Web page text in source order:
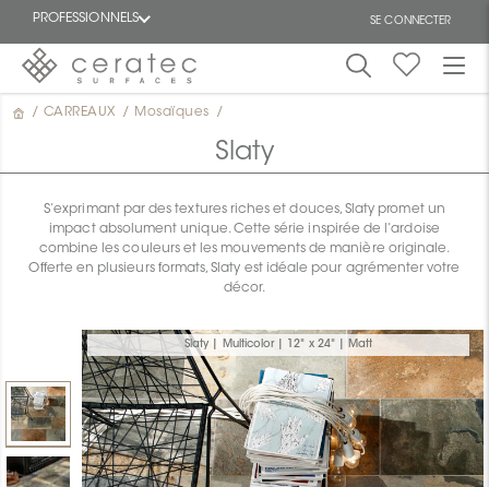
PROFESSIONNELS SE CONNECTER
En
/ CARREAUX / Mosaïques /
Slaty
S’exprimant par des textures riches et douces, Slaty promet un
impact absolument unique. Cette série inspirée de l’ardoise
combine les couleurs et les mouvements de manière originale.
Offerte en plusieurs formats, Slaty est idéale pour agrémenter votre
décor.
Slaty | Multicolor | 12" x 24" | Matt